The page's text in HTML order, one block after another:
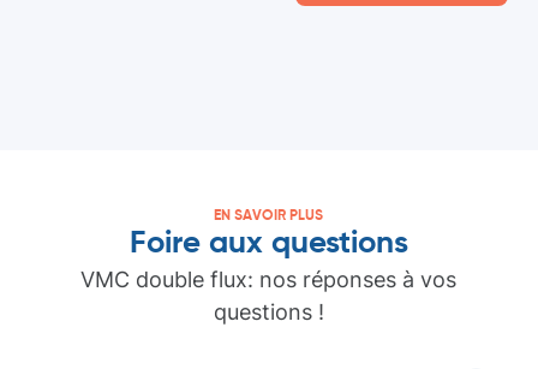
EN SAVOIR PLUS
Foire aux questions
VMC double flux: nos réponses à vos
questions !